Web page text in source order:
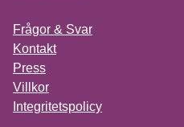
Frågor & Svar
Kontakt
Press
Villkor
Integritetspolicy